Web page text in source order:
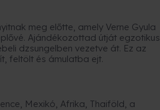
meg előtte, amely Verne Gyula
Ajándékozottad útját egzotikus
dzsungelben vezetve át. Ez az
feltölt és ámulatba ejt.
Mexikó, Afrika, Thaiföld, a